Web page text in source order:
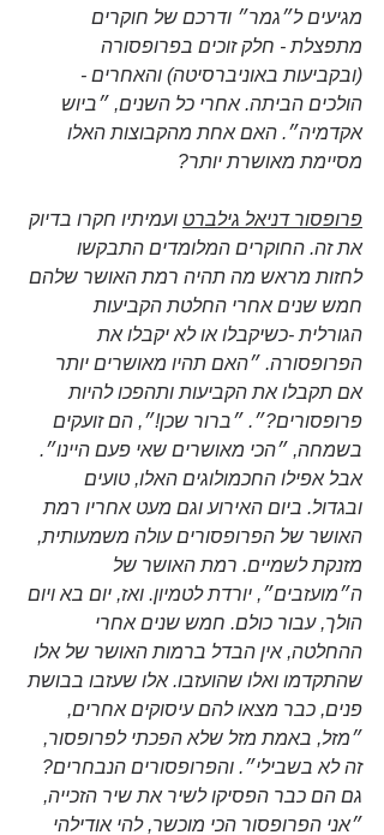
מגיעים ל״גמר״ ודרכם של חוקרים
מתפצלת - חלק זוכים בפרופסורה
(ובקביעות באוניברסיטה) והאחרים -
הולכים הביתה. אחרי כל השנים, ״ביוש
אקדמיה״. האם אחת מהקבוצות האלו
מסיימת מאושרת יותר?
פרופסור דניאל גילברט ועמיתיו חקרו בדיוק
את זה. החוקרים המלומדים התבקשו
לחזות מראש מה תהיה רמת האושר שלהם
חמש שנים אחרי החלטת הקביעות
הגורלית -כשיקבלו או לא יקבלו את
הפרופסורה. ״האם תהיו מאושרים יותר
אם תקבלו את הקביעות ותהפכו להיות
פרופסורים?״. ״ברור שכן!״, הם זועקים
בשמחה, ״הכי מאושרים שאי פעם היינו״.
אבל אפילו החכמולוגים האלו, טועים
ובגדול. ביום האירוע וגם מעט אחריו רמת
האושר של הפרופסורים עולה משמעותית,
מזנקת לשמיים. רמת האושר של
ה״מועזבים״, יורדת לטמיון. ואז, יום בא ויום
הולך, עבור כולם. חמש שנים אחרי
ההחלטה, אין הבדל ברמות האושר של אלו
שהתקדמו ואלו שהועזבו. אלו שעזבו בבושת
פנים, כבר מצאו להם עיסוקים אחרים,
״מזל, באמת מזל שלא הפכתי לפרופסור,
זה לא בשבילי״. והפרופסורים הנבחרים?
גם הם כבר הפסיקו לשיר את שיר הזכייה,
״אני הפרופסור הכי מוכשר, להי אודילהי